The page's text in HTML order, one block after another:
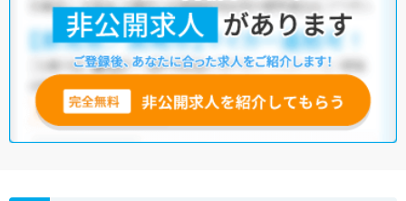
他の条件でも人気の求人がございますので、「こだわり条件」から検索
いただくか、お気軽にお問い合わせください。
全国の理学療法士求人 から検索いただくことも可能です。
無料転職支援サービスにお申し込みいただくと、ご希望条件をヒアリン
グした上で求人をご提案いたします。
ご希望条件がまだ定まっていない方は
人気の希望条件をピックアップし
た求人特集をぜひご活用ください。